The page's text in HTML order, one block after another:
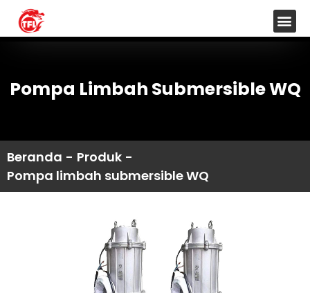
Pompa Limbah Submersible WQ
Beranda - Produk -
Pompa limbah submersible WQ